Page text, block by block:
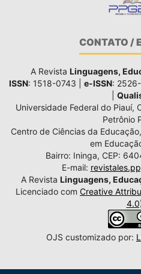
CONTATO /
A Revista Linguagens,
ISSN: 1518-0743 | e-ISSN:
Universidade Federal do Piauí,
Petrônio
Centro de Ciências da
em
Bairro: Ininga, CEP:
E-mail:
A Revista Linguagens,
Licenciado com Creative
OJS customizado por: